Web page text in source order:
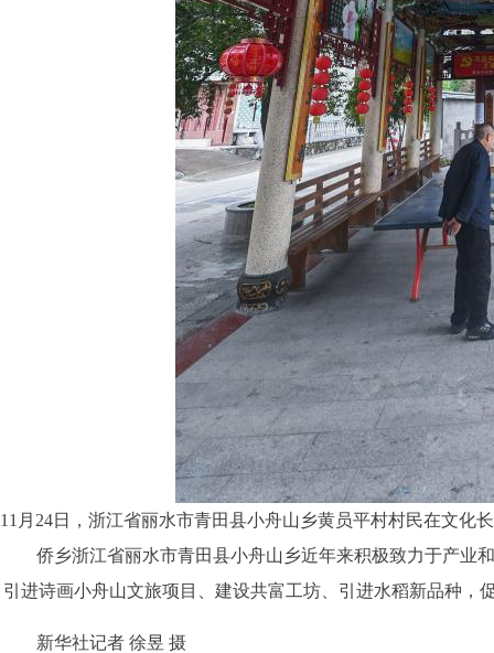
11月24日，浙江省丽水市青田县小舟山乡黄员平村村民在文化
侨乡浙江省丽水市青田县小舟山乡近年来积极致力于产业
引进诗画小舟山文旅项目、建设共富工坊、引进水稻新品种，
新华社记者 徐昱 摄